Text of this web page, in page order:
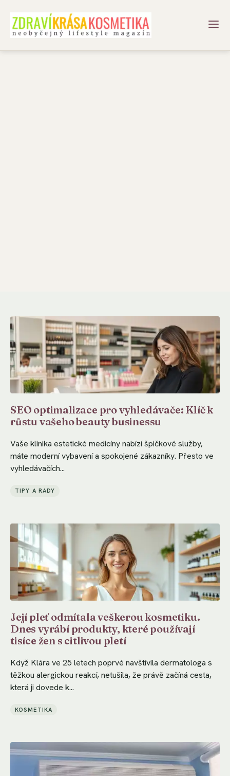
SEO optimalizace pro vyhledávače: Klíč k
růstu vašeho beauty businessu
Vaše klinika estetické medicíny nabízí špičkové služby,
máte moderní vybavení a spokojené zákazníky. Přesto ve
vyhledávačích...
TIPY A RADY
Její pleť odmítala veškerou kosmetiku.
Dnes vyrábí produkty, které používají
tisíce žen s citlivou pletí
Když Klára ve 25 letech poprvé navštívila dermatologa s
těžkou alergickou reakcí, netušila, že právě začíná cesta,
která ji dovede k...
KOSMETIKA